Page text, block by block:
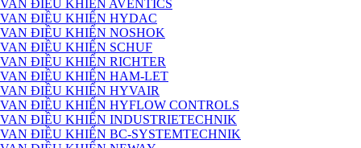
VAN ĐIỀU KHIỂN AVENTICS
VAN ĐIỀU KHIỂN HYDAC
VAN ĐIỀU KHIỂN NOSHOK
VAN ĐIỀU KHIỂN SCHUF
VAN ĐIỀU KHIỂN RICHTER
VAN ĐIỀU KHIỂN HAM-LET
VAN ĐIỀU KHIỂN HYVAIR
VAN ĐIỀU KHIỂN HYFLOW CONTROLS
VAN ĐIỀU KHIỂN INDUSTRIETECHNIK
VAN ĐIỀU KHIỂN BC-SYSTEMTECHNIK